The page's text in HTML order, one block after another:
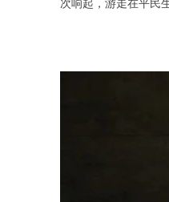
次响起，游走在平民